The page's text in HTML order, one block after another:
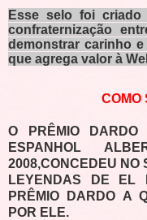
Esse selo foi
confraternização
demonstrar carinho
que agrega valor à
COMO
O PRÊMIO DARDO
ESPANHOL
2008,CONCEDEU NO
LEYENDAS DE EL
PRÊMIO DARDO A
POR ELE.